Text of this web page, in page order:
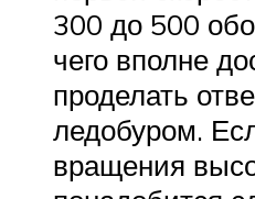
300 до 500
чего вполне
проделать
ледобуром.
вращения